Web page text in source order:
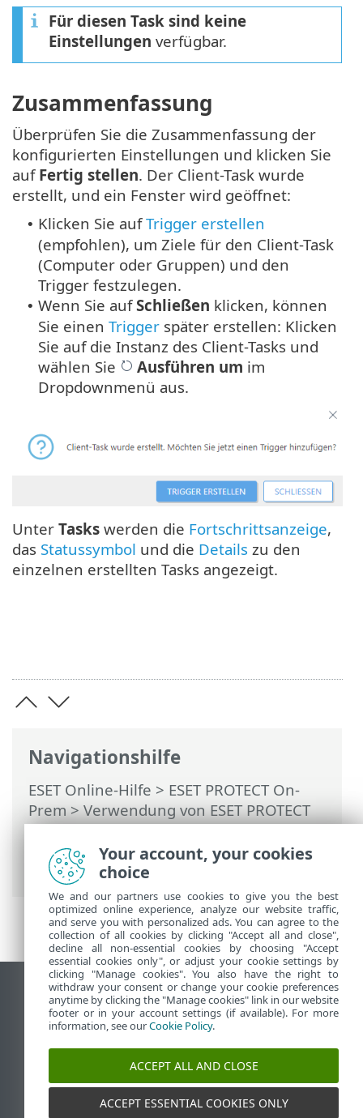
Navigationshilfe
ESET Online-Hilfe > ESET PROTECT On-
Prem>Verwendung von ESET PROTECT
On-Prem>ESET PROTECT On-Prem
Hauptmenü>Tasks>Client-Tasks>
Abmelden
Für diesen Task sind keine
Einstellungen verfügbar.
Zusammenfassung
Überprüfen Sie die Zusammenfassung der
konfigurierten Einstellungen und klicken Sie
auf Fertig stellen. Der Client-Task wurde
erstellt, und ein Fenster wird geöffnet:
• Klicken Sie aufTrigger erstellen
(empfohlen), um Ziele für den Client-Task
(Computer oder Gruppen) und den
Trigger festzulegen.
• Wenn Sie aufSchließen klicken, können
Sie einen Trigger später erstellen: Klicken
Sie auf die Instanz des Client-Tasks und
wählen Sie
Ausführen um im
Dropdownmenü aus.
Unter Tasks werden die Fortschrittsanzeige,
das Statussymbol und die Details zu den
einzelnen erstellten Tasks angezeigt.
Desktop-Site anzeigen
End of Life
ESET Knowledgebase
ESET-Forum
ESET Status Portal
Regionaler Support
Your account, your cookies
choice
We and our partners use cookies to give you the best
optimized online experience, analyze our website traffic,
and serve you with personalized ads. You can agree to the
collection of all cookies by clicking "Accept all and close",
decline all non-essential cookies by choosing "Accept
essential cookies only", or adjust your cookie settings by
clicking "Manage cookies". You also have the right to
withdraw your consent or change your cookie preferences
anytime by clicking the "Manage cookies" link in our website
footer or in your account settings (if available). For more
information, see ourCookie Policy.
ACCEPT ALL AND CLOSE
ACCEPT ESSENTIAL COOKIES ONLY